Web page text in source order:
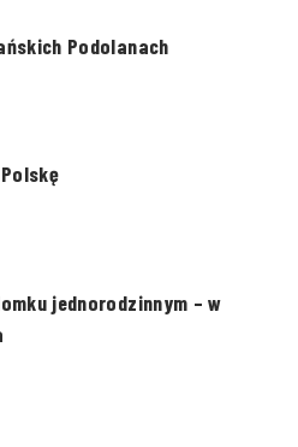
Podolanach
jednorodzinnym – w